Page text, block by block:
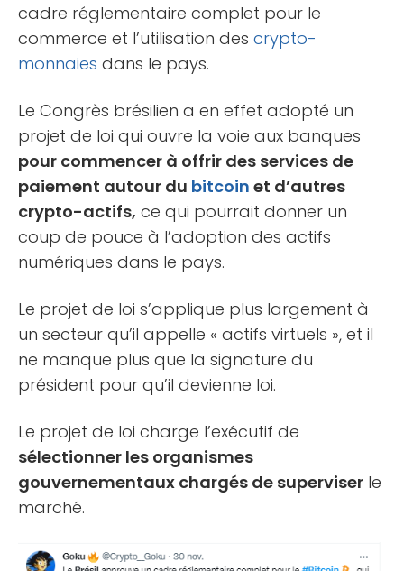
cadre réglementaire complet pour le
commerce et l’utilisation des crypto-
monnaies dans le pays.
Le Congrès brésilien a en effet adopté un
projet de loi qui ouvre la voie aux banques
pour commencer à offrir des services de
paiement autour du bitcoin et d’autres
crypto-actifs, ce qui pourrait donner un
coup de pouce à l’adoption des actifs
numériques dans le pays.
Le projet de loi s’applique plus largement à
un secteur qu’il appelle « actifs virtuels », et il
ne manque plus que la signature du
président pour qu’il devienne loi.
Le projet de loi charge l’exécutif de
sélectionner les organismes
gouvernementaux chargés de superviser le
marché.